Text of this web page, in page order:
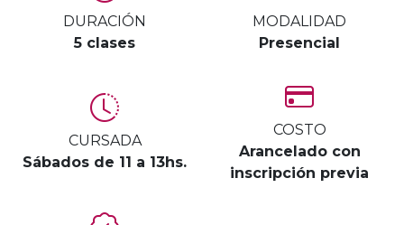
DURACIÓN
5 clases
MODALIDAD
Presencial
CURSADA
Sábados de 11 a 13hs.
COSTO
Arancelado con
inscripción previa